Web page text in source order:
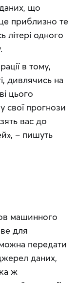
що
приблизно те
літері одного
в тому,
дивлячись на
цього
свої прогнози
вас до
– пишуть
машинного
для
передати
даних,
ж